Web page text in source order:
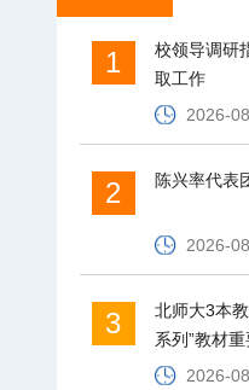
1
校领导调研
取工作
2026-
2 陈兴率代表
2026-
3
北师大3本
系列”教材
2026-